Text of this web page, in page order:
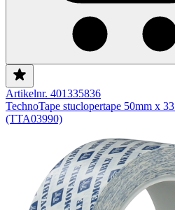
Artikelnr. 401335836
TechnoTape stuclopertape 50mm x
(TTA03990)